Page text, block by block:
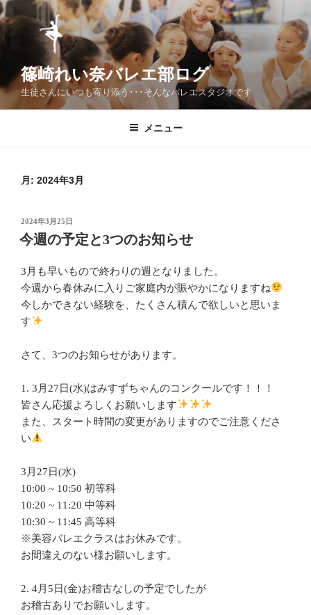
コ
ン
テ
へ
ス
篠崎れい奈バレエ部ログ
生徒さんにいつも寄り添う･･･そんなバレエスタジオです
メニュー
月: 2024年3月
投
稿
日:
2024年3月25日
今週の予定と3つのお知らせ
3月も早いもので終わりの週となりました。
今週から春休みに入りご家庭内が賑やかになりますね
今しかできない経験を、たくさん積んで欲しいと思いま
す
さて、3つのお知らせがあります。
1. 3月27日(水)はみすずちゃんのコンクールです！！！
皆さん応援よろしくお願いします
また、スタート時間の変更がありますのでご注意くださ
い
3月27日(水)
10:00 ~ 10:50 初等科
10:20 ~ 11:20 中等科
10:30 ~ 11:45 高等科
※美容バレエクラスはお休みです。
お間違えのない様お願いします。
2. 4月5日(金)お稽古なしの予定でしたが
お稽古ありでお願いします。